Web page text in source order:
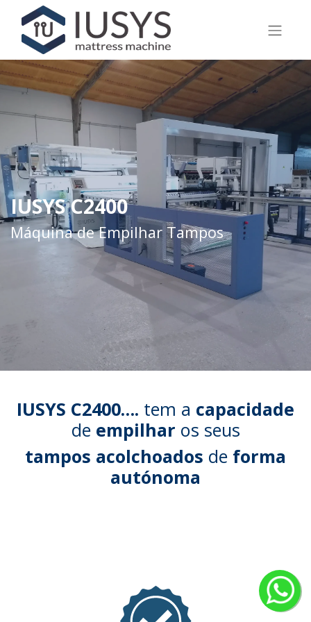
IUSYS C2400
Máquina de Empilhar Tampos
IUSYS C2400…. tem a capacidade
deempilhar os seus
tampos acolchoados de forma
autónoma